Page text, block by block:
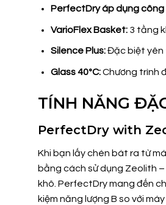
PerfectDry áp dụng công
VarioFlex Basket:3 tầng
Silence Plus:Đặc biệt yên
Glass 40ºC:Chương trình
TÍNH NĂNG
PerfectDry with
Khi bạn lấy chén bát ra từ
bằng cách sử dụng Zeolith
khô. PerfectDry mang đến
kiệm năng lượng B so với